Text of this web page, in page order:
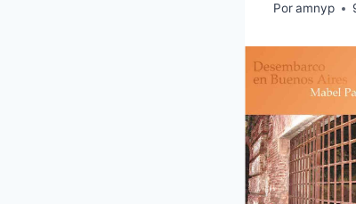
Poramnyp